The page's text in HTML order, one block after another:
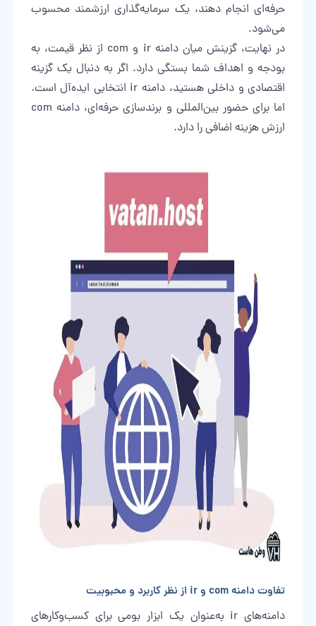
حرفه‌ای انجام دهند، یک سرمایه‌گذاری ارزشمند محسوب
می‌شود.
در نهایت، گزینش میان دامنه ir و com از نظر قیمت، به
بودجه و اهداف شما بستگی دارد. اگر به دنبال یک گزینه
اقتصادی و داخلی هستید، دامنه ir انتخابی ایده‌آل است.
اما برای حضور بین‌المللی و برندسازی حرفه‌ای، دامنه com
ارزش هزینه اضافی را دارد.
تفاوت دامنه com و ir از نظر کاربرد و محبوبیت
دامنه‌های ir به‌عنوان یک ابزار بومی برای کسب‌وکارهای